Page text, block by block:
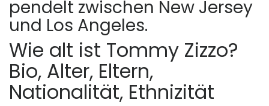
pendelt zwischen New Jersey
und Los Angeles.
Wie alt ist Tommy Zizzo?
Bio, Alter, Eltern,
Nationalität, Ethnizität